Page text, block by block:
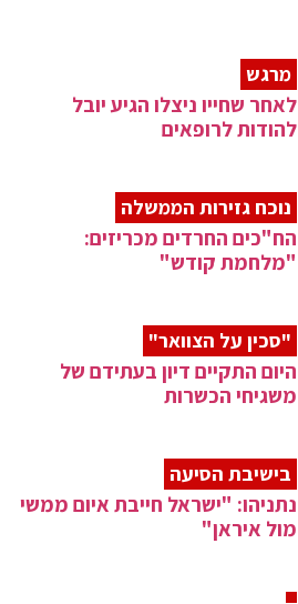
מרגש
לאחר שחייו ניצלו הגיע יובל
להודות לרופאים
נוכח גזירות הממשלה
הח"כים החרדים מכריזים:
"מלחמת קודש"
"סכין על הצוואר"
היום התקיים דיון בעתידם של
משגיחי הכשרות
בישיבת הסיעה
נתניהו: "ישראל חייבת איום ממשי
מול איראן"